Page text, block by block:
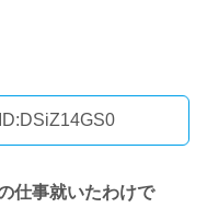
ID:DSiZ14GS0
仕事就いたわけで